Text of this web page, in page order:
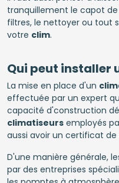
tranquillement le capot
filtres, le nettoyer ou tout
votre clim.
Qui peut installer
La mise en place d'un
effectuée par un expert
capacité d'construction
climatiseursemployés
aussi avoir un certificat
D'une manière générale,
par des entreprises